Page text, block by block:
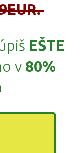
EŠTE
v 80%